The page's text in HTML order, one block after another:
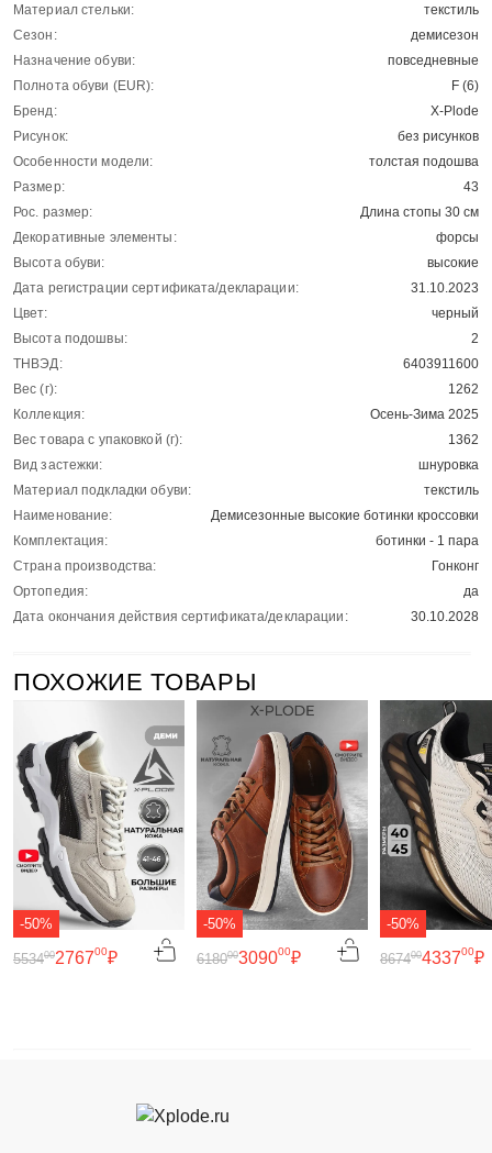
Материал стельки:
текстиль
Сезон:
демисезон
Назначение обуви:
повседневные
Полнота обуви (EUR):
F (6)
Бренд:
X-Plode
Рисунок:
без рисунков
Особенности модели:
толстая подошва
Размер:
43
Рос. размер:
Длина стопы 30 см
Декоративные элементы:
форсы
Высота обуви:
высокие
Дата регистрации сертификата/декларации:
31.10.2023
Цвет:
черный
Высота подошвы:
2
ТНВЭД:
6403911600
Вес (г):
1262
Коллекция:
Осень-Зима 2025
Вес товара с упаковкой (г):
1362
Вид застежки:
шнуровка
Материал подкладки обуви:
текстиль
Наименование:
Демисезонные высокие ботинки кроссовки
Комплектация:
ботинки - 1 пара
Страна производства:
Гонконг
Ортопедия:
да
Дата окончания действия сертификата/декларации:
30.10.2028
ПОХОЖИЕ ТОВАРЫ
-50%
276700₽
553400
-50%
309000₽
618000
-50%
433700₽
867400